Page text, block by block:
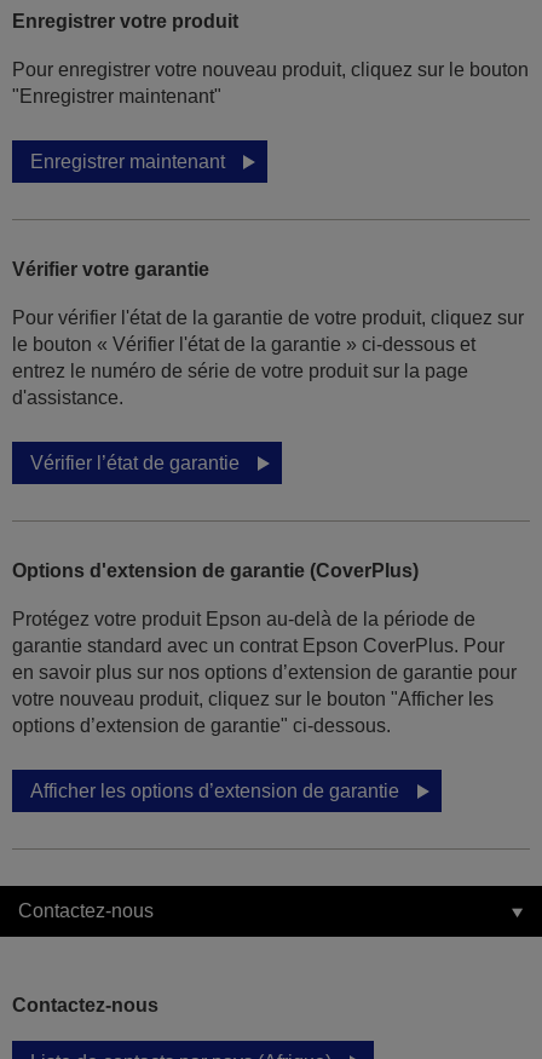
Enregistrer votre produit
Pour enregistrer votre nouveau produit, cliquez sur le bouton
"Enregistrer maintenant"
Enregistrer maintenant
Vérifier votre garantie
Pour vérifier l'état de la garantie de votre produit, cliquez sur
le bouton « Vérifier l'état de la garantie » ci-dessous et
entrez le numéro de série de votre produit sur la page
d'assistance.
Vérifier l’état de garantie
Options d'extension de garantie (CoverPlus)
Protégez votre produit Epson au-delà de la période de
garantie standard avec un contrat Epson CoverPlus. Pour
en savoir plus sur nos options d’extension de garantie pour
votre nouveau produit, cliquez sur le bouton "Afficher les
options d’extension de garantie" ci-dessous.
Afficher les options d’extension de garantie
Contactez-nous
Contactez-nous